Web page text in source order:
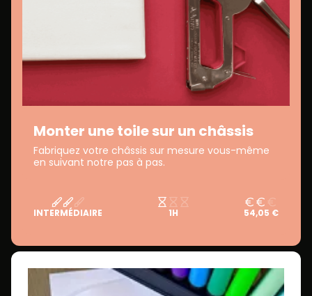
Monter une toile sur un châssis
Fabriquez votre châssis sur mesure vous-même
en suivant notre pas à pas.
INTERMÉDIAIRE 1H 54,05 €